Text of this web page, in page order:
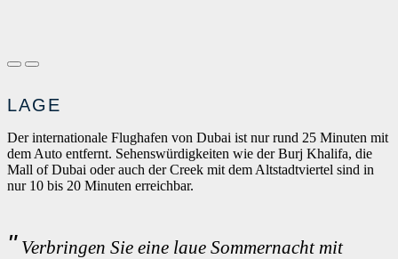
LAGE
Der internationale Flughafen von Dubai ist nur rund 25 Minuten mit
dem Auto entfernt. Sehenswürdigkeiten wie der Burj Khalifa, die
Mall of Dubai oder auch der Creek mit dem Altstadtviertel sind in
nur 10 bis 20 Minuten erreichbar.
Verbringen Sie eine laue Sommernacht mit